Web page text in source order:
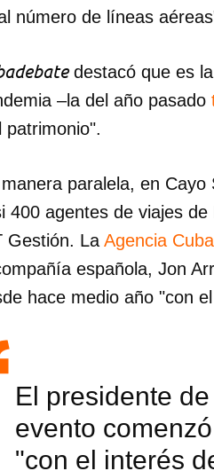
número de líneas
destacó que es
–la del año pasado
patrimonio".
paralela, en
400 agentes de viajes
Gestión. La Agencia
española, Jon
hace medio año "con
El presidente
evento
"con el interés